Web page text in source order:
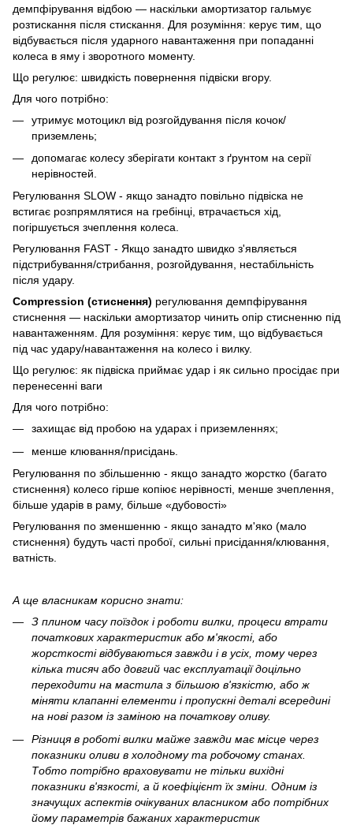
демпфірування відбою — наскільки амортизатор гальмує
розтискання після стискання. Для розуміння: керує тим, що
відбувається після ударного навантаження при попаданні
колеса в яму і зворотного моменту.
Що регулює: швидкість повернення підвіски вгору.
Для чого потрібно:
утримує мотоцикл від розгойдування після кочок/
приземлень;
допомагає колесу зберігати контакт з ґрунтом на серії
нерівностей.
Регулювання SLOW - якщо занадто повільно підвіска не
встигає розпрямлятися на гребінці, втрачається хід,
погіршується зчеплення колеса.
Регулювання FAST - Якщо занадто швидко з'являється
підстрибування/стрибання, розгойдування, нестабільність
після удару.
Compression (стиснення) регулювання демпфірування
стиснення — наскільки амортизатор чинить опір стисненню під
навантаженням. Для розуміння: керує тим, що відбувається
під час удару/навантаження на колесо і вилку.
Що регулює: як підвіска приймає удар і як сильно просідає при
перенесенні ваги
Для чого потрібно:
захищає від пробою на ударах і приземленнях;
менше клювання/присідань.
Регулювання по збільшенню - якщо занадто жорстко (багато
стиснення) колесо гірше копіює нерівності, менше зчеплення,
більше ударів в раму, більше «дубовості»
Регулювання по зменшенню - якщо занадто м'яко (мало
стиснення) будуть часті пробої, сильні присідання/клювання,
ватність.
А ще власникам корисно знати:
З плином часу поїздок і роботи вилки, процеси втрати
початкових характеристик або м'якості, або
жорсткості відбуваються завжди і в усіх, тому через
кілька тисяч або довгий час експлуатації доцільно
переходити на мастила з більшою в'язкістю, або ж
міняти клапанні елементи і пропускні деталі всередині
на нові разом із заміною на початкову оливу.
Різниця в роботі вилки майже завжди має місце через
показники оливи в холодному та робочому станах.
Тобто потрібно враховувати не тільки вихідні
показники в'язкості, а й коефіцієнт їх зміни. Одним із
значущих аспектів очікуваних власником або потрібних
йому параметрів бажаних характеристик